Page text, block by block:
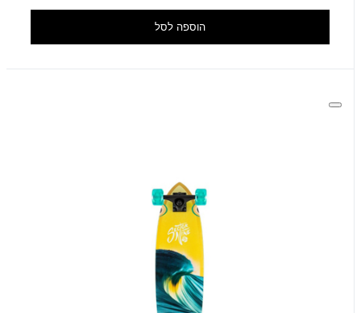
הוספה לסל